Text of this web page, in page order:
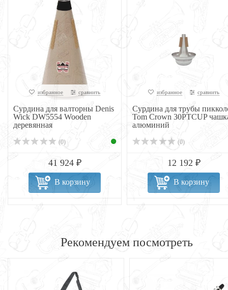
избранное сравнить
Сурдина для трубы пикколо
Tom Crown 30PTCUP чашка
алюминий
(0)
12 192 ₽
В корзину
избранное сравнить
Сурдина для трубы или
корнета оркестровая Denis
Wick DW55...
(0)
17 790 ₽
В корзину
Рекомендуем посмотреть